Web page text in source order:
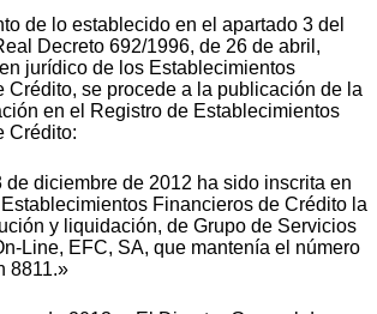
de lo establecido en el apartado 3 del
Decreto 692/1996, de 26 de abril,
jurídico de los Establecimientos
Crédito, se procede a la publicación de la
en el Registro de Establecimientos
Crédito:
de diciembre de 2012 ha sido inscrita en
Financieros de Crédito la
y liquidación, de Grupo de Servicios
Line, EFC, SA, que mantenía el número
8811.»